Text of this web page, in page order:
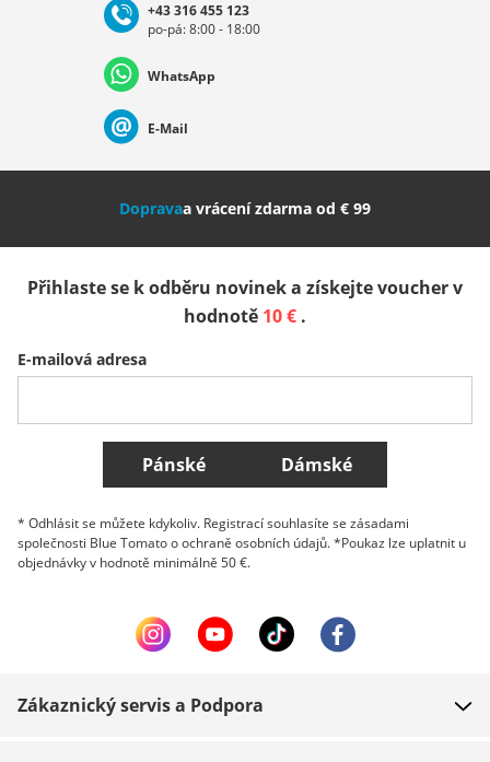
Deutschland Österreich
Nederland Italia (Italiano) Italien (Deutsch)
Slovenija
Belgique (Français) Danmark Norge
Všechny země
+43 316 455 123
po-pá: 8:00 - 18:00
WhatsApp
E-Mail
Dopravaa vrácení zdarma od € 99
Přihlaste se k odběru novinek a získejte voucher v
hodnotě 10 € .
E-mailová adresa
Pánské Dámské
* Odhlásit se můžete kdykoliv. Registrací souhlasíte se zásadami
společnosti Blue Tomato o ochraně osobních údajů. *Poukaz lze uplatnit u
objednávky v hodnotě minimálně 50 €.
Zákaznický servis a Podpora